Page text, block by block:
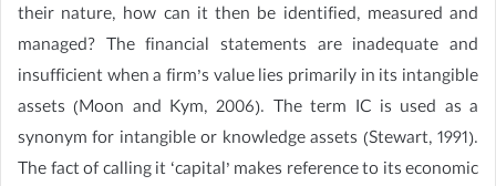
their nature, how can it then be identified, measured and
managed? The financial statements are inadequate and
insufficient when a firm’s value lies primarily in its intangible
assets (Moon and Kym, 2006). The term IC is used as a
synonym for intangible or knowledge assets (Stewart, 1991).
The fact of calling it ‘capital’ makes reference to its economic